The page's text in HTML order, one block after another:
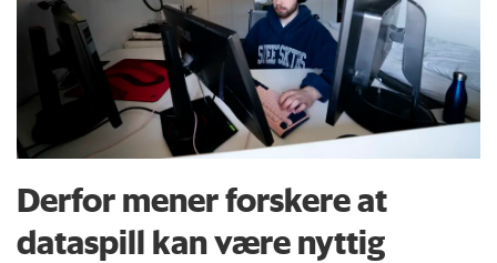
Derfor mener forskere at
dataspill kan være nyttig